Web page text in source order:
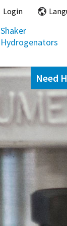
Login
Shaker
Hydrogenators
Need
Contact us